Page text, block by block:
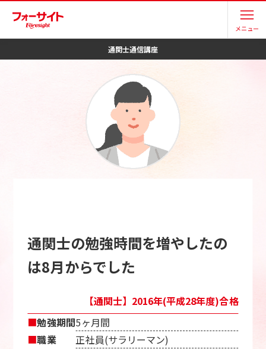
メニュー
通関士通信講座
通関士の勉強時間を増やしたの
は8月からでした
【通関士】2016年(平成28年度)合格
■勉強期間5ヶ月間
■職業
正社員(サラリーマン)